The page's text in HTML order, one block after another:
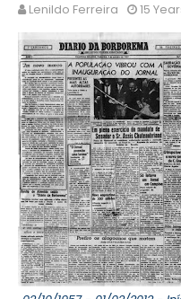
Lenildo Ferreira 15